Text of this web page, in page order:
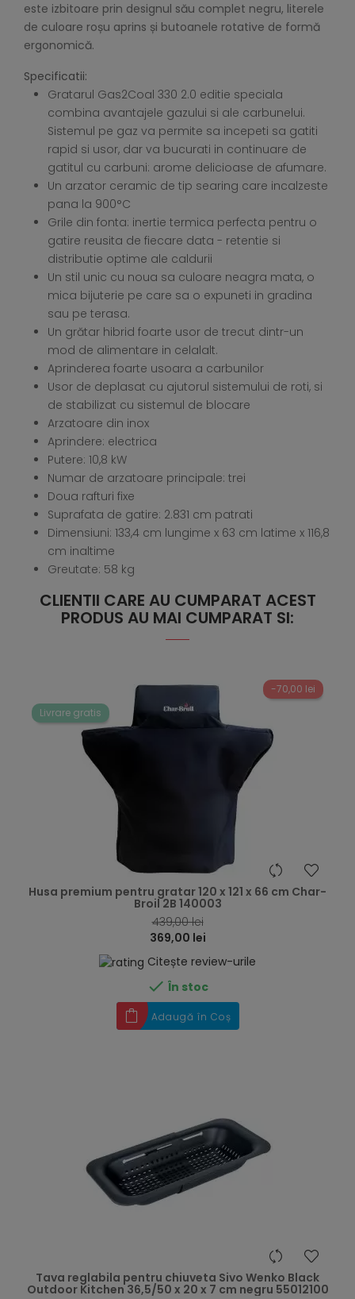
este izbitoare prin designul său complet negru, literele
de culoare roșu aprins și butoanele rotative de formă
ergonomică.
Specificatii:
Gratarul Gas2Coal 330 2.0 editie speciala
combina avantajele gazului si ale carbunelui.
Sistemul pe gaz va permite sa incepeti sa gatiti
rapid si usor, dar va bucurati in continuare de
gatitul cu carbuni: arome delicioase de afumare.
Un arzator ceramic de tip searing care incalzeste
pana la 900°C
Grile din fonta: inertie termica perfecta pentru o
gatire reusita de fiecare data - retentie si
distributie optime ale caldurii
Un stil unic cu noua sa culoare neagra mata, o
mica bijuterie pe care sa o expuneti in gradina
sau pe terasa.
Un grătar hibrid foarte usor de trecut dintr-un
mod de alimentare in celalalt.
Aprinderea foarte usoara a carbunilor
Usor de deplasat cu ajutorul sistemului de roti, si
de stabilizat cu sistemul de blocare
Arzatoare din inox
Aprindere: electrica
Putere: 10,8 kW
Numar de arzatoare principale: trei
Doua rafturi fixe
Suprafata de gatire: 2.831 cm patrati
Dimensiuni: 133,4 cm lungime x 63 cm latime x 116,8
cm inaltime
Greutate: 58 kg
CLIENTII CARE AU CUMPARAT ACEST
PRODUS AU MAI CUMPARAT SI:
-70,00 lei
Livrare gratis
Husa premium pentru gratar 120 x 121 x 66 cm Char-
Broil 2B 140003
439,00 lei
369,00 lei
Citește review-urile
 În stoc
Adaugă în Coș
Tava reglabila pentru chiuveta Sivo Wenko Black
Outdoor Kitchen 36,5/50 x 20 x 7 cm negru 55012100